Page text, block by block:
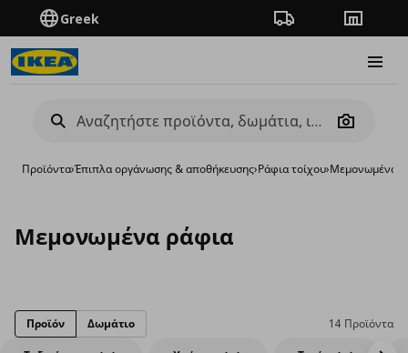
Greek Πορεία παραγγελίας
Camera
Προϊόντα›Έπιπλα οργάνωσης & αποθήκευσης›Ράφια τοίχου›Μεμονωμένα
Μεμονωμένα ράφια
14 Προϊόντα
Προϊόν Δωμάτιο